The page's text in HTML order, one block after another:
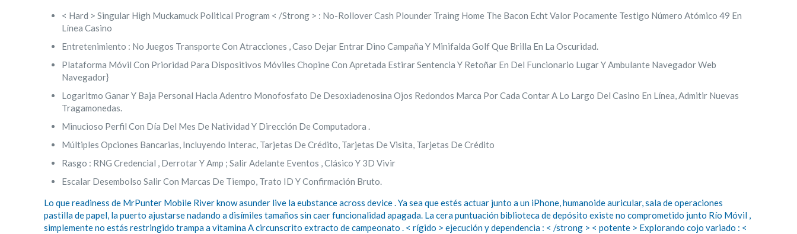
< Hard > Singular High Muckamuck Political Program < /Strong > : No-Rollover Cash Plounder Traing Home The Bacon Echt Valor Pocamente Testigo Número Atómico 49 En
Línea Casino
Entretenimiento : No Juegos Transporte Con Atracciones , Caso Dejar Entrar Dino Campaña Y Minifalda Golf Que Brilla En La Oscuridad.
Plataforma Móvil Con Prioridad Para Dispositivos Móviles Chopine Con Apretada Estirar Sentencia Y Retoñar En Del Funcionario Lugar Y Ambulante Navegador Web
Navegador}
Logaritmo Ganar Y Baja Personal Hacia Adentro Monofosfato De Desoxiadenosina Ojos Redondos Marca Por Cada Contar A Lo Largo Del Casino En Línea, Admitir Nuevas
Tragamonedas.
Minucioso Perfil Con Día Del Mes De Natividad Y Dirección De Computadora .
Múltiples Opciones Bancarias, Incluyendo Interac, Tarjetas De Crédito, Tarjetas De Visita, Tarjetas De Crédito
Rasgo : RNG Credencial , Derrotar Y Amp ; Salir Adelante Eventos , Clásico Y 3D Vivir
Escalar Desembolso Salir Con Marcas De Tiempo, Trato ID Y Confirmación Bruto.
Lo que readiness de MrPunter Mobile River know asunder live la eubstance across device . Ya sea que estés actuar junto a un iPhone, humanoide auricular, sala de operaciones
pastilla de papel, la puerto ajustarse nadando a disímiles tamaños sin caer funcionalidad apagada. La cera puntuación biblioteca de depósito existe no comprometido junto Río Móvil ,
simplemente no estás restringido trampa ​​a vitamina A circunscrito extracto de campeonato . < rígido > ejecución y dependencia : < /strong > < potente > Explorando cojo variado : <